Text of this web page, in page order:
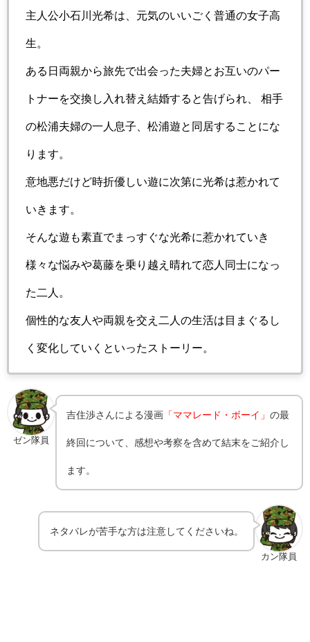
主人公小石川光希は、元気のいいごく普通の女子高
生。
ある日両親から旅先で出会った夫婦とお互いのパー
トナーを交換し入れ替え結婚すると告げられ、 相手
の松浦夫婦の一人息子、松浦遊と同居することにな
ります。
意地悪だけど時折優しい遊に次第に光希は惹かれて
いきます。
そんな遊も素直でまっすぐな光希に惹かれていき
様々な悩みや葛藤を乗り越え晴れて恋人同士になっ
た二人。
個性的な友人や両親を交え二人の生活は目まぐるし
く変化していくといったストーリー。
ゼン隊員
吉住渉さんによる漫画 「ママレード・ボーイ」の最
終回について、感想や考察を含めて結末をご紹介し
ます。
カン隊員
ネタバレが苦手な方は注意してくださいね。